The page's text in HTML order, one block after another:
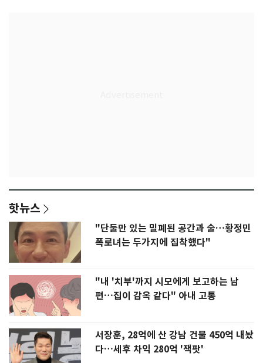
핫뉴스
"단둘만 있는 밀폐된 공간과 술…황정민
폭로녀는 두가지에 집착했다"
"내 '치부'까지 시모에게 보고하는 남
편…집이 감옥 같다" 아내 고통
서장훈, 28억에 산 강남 건물 450억 내놨
다…세후 차익 280억 '잭팟'